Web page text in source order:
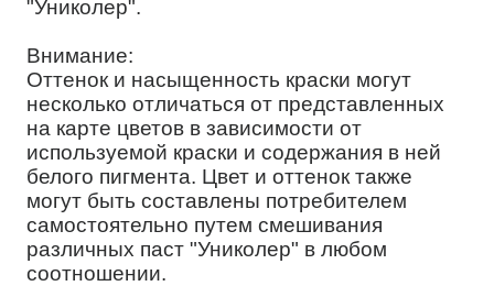
"Униколер".
Внимание:
Оттенок и насыщенность краски могут
несколько отличаться от представленных
на карте цветов в зависимости от
используемой краски и содержания в ней
белого пигмента. Цвет и оттенок также
могут быть составлены потребителем
самостоятельно путем смешивания
различных паст "Униколер" в любом
соотношении.